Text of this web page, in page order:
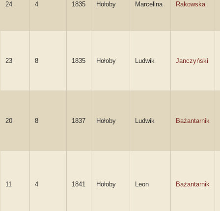
24 4 1835 Hołoby Marcelina Rakowska
23 8 1835 Hołoby Ludwik Janczyński
20 8 1837 Hołoby Ludwik Bażantarnik
11 4 1841 Hołoby Leon Bażantarnik